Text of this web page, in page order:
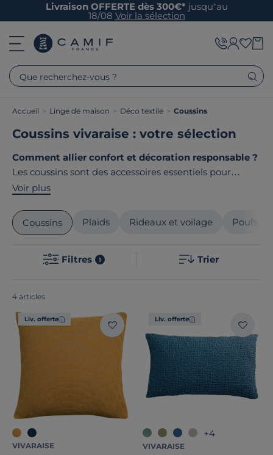
Livraison OFFERTE dès 300€* jusqu’au
18/08 Voir la sélection
Que recherchez-vous ?
Accueil > Linge de maison > Déco textile > Coussins
Coussins vivaraise : votre sélection
Comment allier confort et décoration responsable ?
Les coussins sont des accessoires essentiels pour
sublimer votre intérieur. Carrés, rectangulaires ou
salon, votre chambre ou votre extérieur. Confectionnés
avec soin dans des matières nobles comme le lin ou le
point commun de nos produits ? Ils sont tous
Voir plus
Coussins Plaids Rideaux et voilage Poufs,
Filtres 1 Trier
4 articles
Liv. offerte
VIVARAISE
Liv. offerte
+4
VIVARAISE
Déhoussable
Dimension
Marque